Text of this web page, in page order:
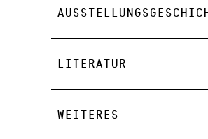
LITERATUR
WEITERES